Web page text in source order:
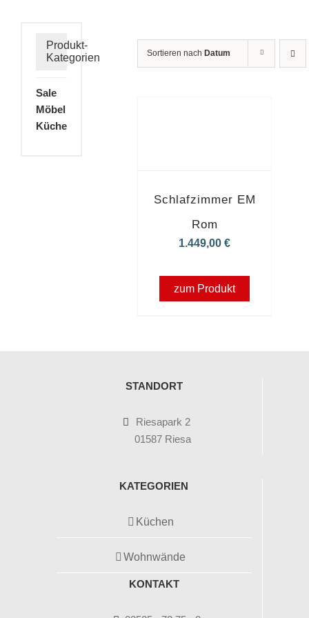
Sortieren nach Datum
Schlafzimmer EM
Rom
1.449,00€
zum Produkt
Produkt-
Kategorien
Sale
Möbel
Küche
STANDORT
Riesapark 2
01587 Riesa
KATEGORIEN
Küchen
Wohnwände
KONTAKT